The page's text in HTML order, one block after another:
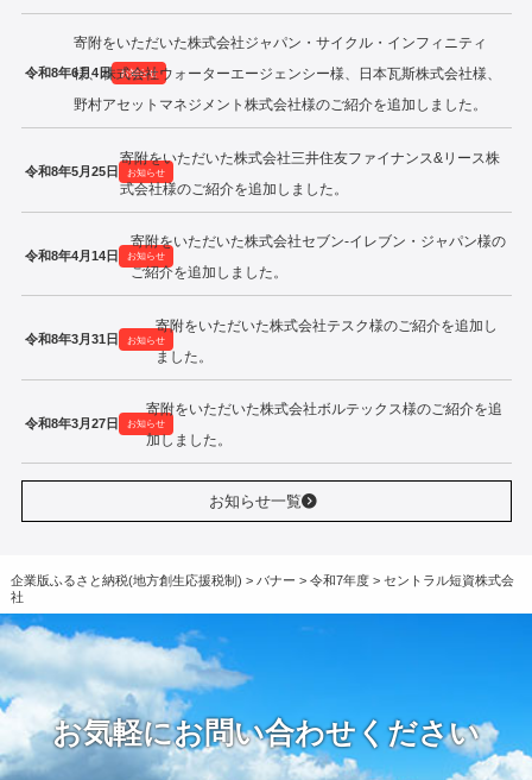
令和8年6月4日 お知らせ
寄附をいただいた株式会社ジャパン・サイクル・インフィニティ
様、株式会社ウォーターエージェンシー様、日本瓦斯株式会社様、
野村アセットマネジメント株式会社様のご紹介を追加しました。
令和8年5月25日 お知らせ
寄附をいただいた株式会社三井住友ファイナンス&リース株
式会社様のご紹介を追加しました。
令和8年4月14日 お知らせ
寄附をいただいた株式会社セブン‐イレブン・ジャパン様の
ご紹介を追加しました。
令和8年3月31日 お知らせ
寄附をいただいた株式会社テスク様のご紹介を追加し
ました。
令和8年3月27日 お知らせ
寄附をいただいた株式会社ボルテックス様のご紹介を追
加しました。
お知らせ一覧
企業版ふるさと納税(地方創生応援税制) > バナー > 令和7年度> セントラル短資株式会
社
お気軽にお問い合わせください